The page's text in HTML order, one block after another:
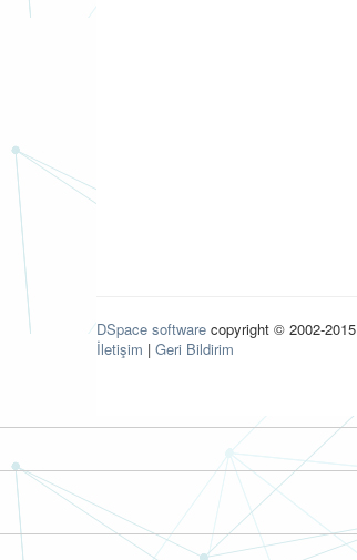
DSpace software copyright © 2002-2015
İletişim | Geri Bildirim